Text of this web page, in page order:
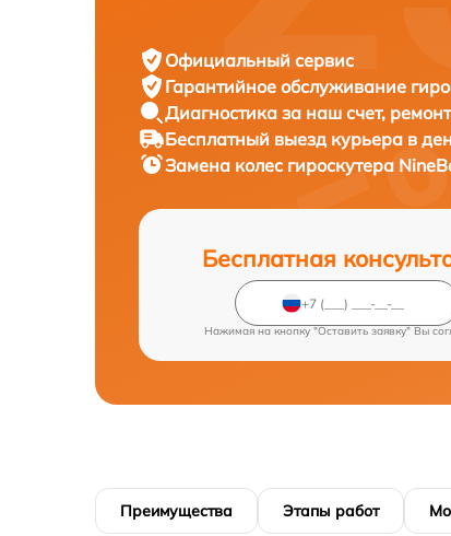
Официальный сервис
Гарантийное обслуживание
Диагностика за наш счет,
Бесплатный выезд курьера в
Замена колес гироскутера
Бесплатная
Нажимая на кнопку "Оставить заявку" Вы
Преимущества Этапы работ